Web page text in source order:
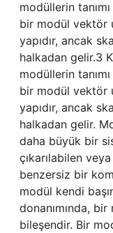
modüllerin
bir modül vektör
yapıdır, ancak
halkadan gelir.3
modüllerin
bir modül vektör
yapıdır, ancak
halkadan gelir.
daha büyük bir
çıkarılabilen
benzersiz bir
modül kendi
donanımında,
bileşendir. Bir